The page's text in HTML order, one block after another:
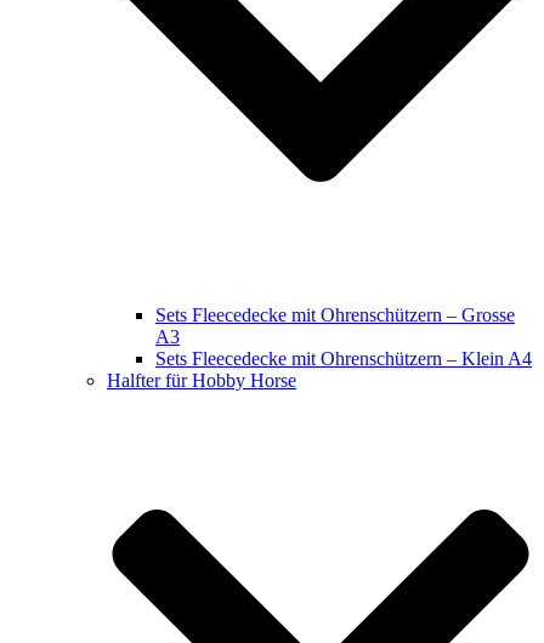
Sets Fleecedecke mit Ohrenschützern – Grosse
A3
Sets Fleecedecke mit Ohrenschützern – Klein A4
Halfter für Hobby Horse